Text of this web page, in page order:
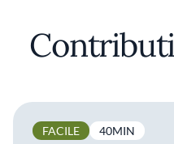
FACILE 40MIN